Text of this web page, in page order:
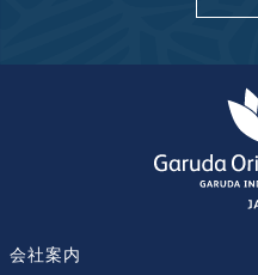
会社案内